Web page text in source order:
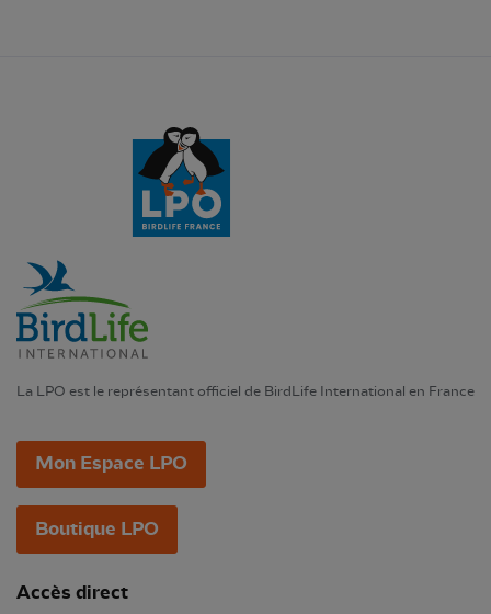
La LPO est le représentant officiel de BirdLife International en France
Mon Espace LPO
Boutique LPO
Accès direct